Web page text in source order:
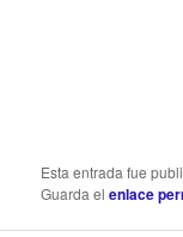
Esta entrada fue
Guarda elenlace